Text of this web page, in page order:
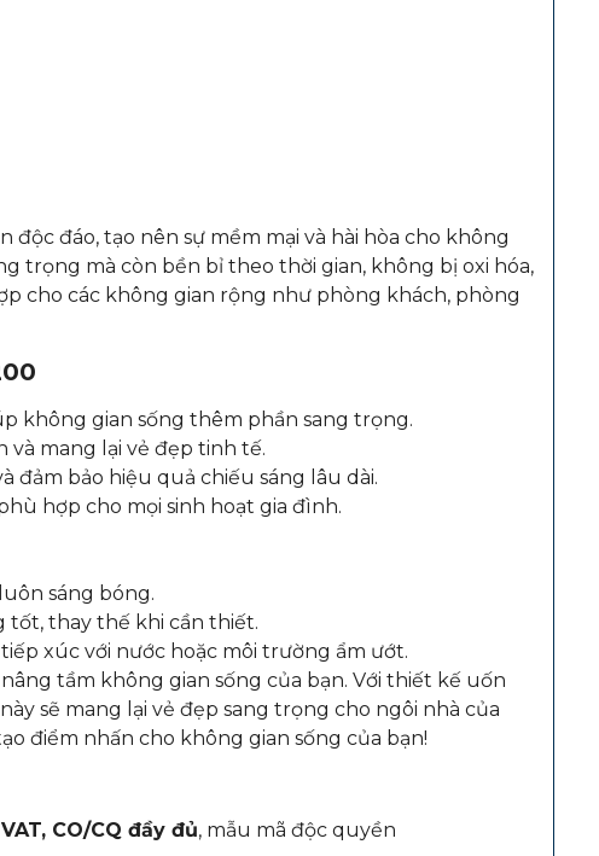
đáo, tạo nên sự mềm mại và hài hòa cho không
trọng mà còn bền bỉ theo thời gian, không bị oxi hóa,
cho các không gian rộng như phòng khách, phòng
không gian sống thêm phần sang trọng.
và mang lại vẻ đẹp tinh tế.
đảm bảo hiệu quả chiếu sáng lâu dài.
hợp cho mọi sinh hoạt gia đình.
sáng bóng.
tốt, thay thế khi cần thiết.
xúc với nước hoặc môi trường ẩm ướt.
tầm không gian sống của bạn. Với thiết kế uốn
sẽ mang lại vẻ đẹp sang trọng cho ngôi nhà của
điểm nhấn cho không gian sống của bạn!
CO/CQ đầy đủ, mẫu mã độc quyền